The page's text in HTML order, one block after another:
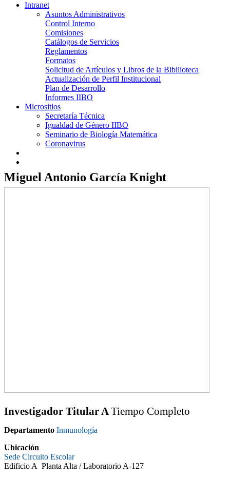
Intranet
Asuntos Administrativos
Control Interno
Comisiones
Catálogos de Servicios
Reglamentos
Formatos
Solicitud de Artículos y Libros de la Bibilioteca
Actualización de Perfil Institucional
Plan de Desarrollo
Informes IIBO
Micrositios
Secretaría Técnica
Igualdad de Género IIBO
Seminario de Biología Matemática
Coronavirus
Miguel Antonio García Knight
Investigador Titular A Tiempo Completo
Departamento Inmunología
Ubicación
Sede Circuito Escolar
Edificio A Planta Alta /Laboratorio A-127